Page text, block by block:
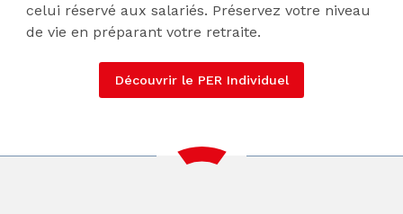
celui réservé aux salariés. Préservez votre niveau
de vie en préparant votre retraite.
Découvrir le PER Individuel